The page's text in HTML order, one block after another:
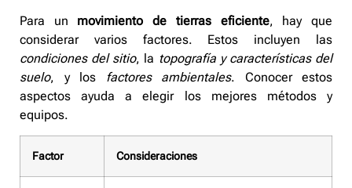
Para un movimiento de tierras eficiente, hay que
considerar varios factores. Estos incluyen las
condiciones del sitio, la topografía y características del
suelo, y los factores ambientales. Conocer estos
aspectos ayuda a elegir los mejores métodos y
equipos.
Factor Consideraciones